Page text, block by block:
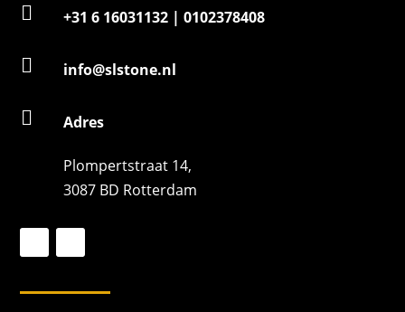
 +31 6 16031132 | 0102378408
 info@slstone.nl
 Adres
Plompertstraat 14,
3087 BD Rotterdam